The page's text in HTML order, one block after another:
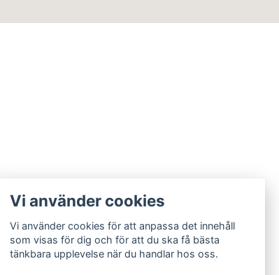
Vi använder cookies
Vi använder cookies för att anpassa det innehåll
som visas för dig och för att du ska få bästa
tänkbara upplevelse när du handlar hos oss.